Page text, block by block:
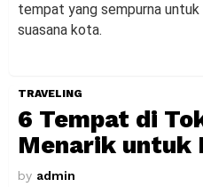
tempat yang sempurna
suasana kota.
TRAVELING
6 Tempat di
Menarik untuk
by admin